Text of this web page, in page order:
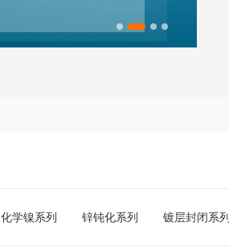
化学镍系列 锌钝化系列 镀层封闭系列